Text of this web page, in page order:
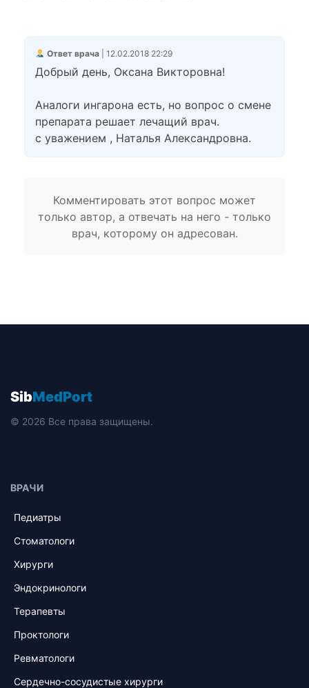
Ответ врача| 12.02.2018 22:29
Добрый день, Оксана Викторовна!
Аналоги ингарона есть, но вопрос о смене
препарата решает лечащий врач.
с уважением , Наталья Александровна.
Комментировать этот вопрос может
только автор, а отвечать на него - только
врач, которому он адресован.
SibMedPort
© 2026 Все права защищены.
ВРАЧИ
Педиатры
Стоматологи
Хирурги
Эндокринологи
Терапевты
Проктологи
Ревматологи
Сердечно-сосудистые хирурги